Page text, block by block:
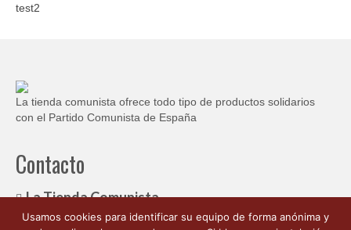
test2
La tienda comunista ofrece todo tipo de productos solidarios
con el Partido Comunista de España
Contacto
La Tienda Comunista
c/ Ambrosio de Morales, 1
Usamos cookies para identificar su equipo de forma anónima y